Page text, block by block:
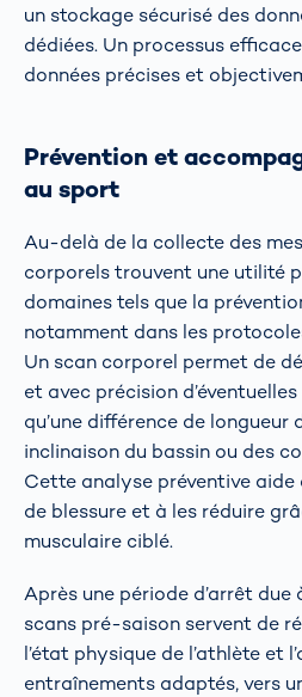
un stockage sécurisé des
dédiées. Un processus
données précises et
Prévention et
au sport
Au-delà de la collecte des
corporels trouvent une utilité
domaines tels que la
notamment dans les
Un scan corporel permet de
et avec précision
qu’une différence de longueur
inclinaison du bassin ou des
Cette analyse préventive
de blessure et à les réduire
musculaire ciblé.
Après une période d’arrêt due
scans pré-saison servent de
l’état physique de l’athlète et
entraînements adaptés, vers